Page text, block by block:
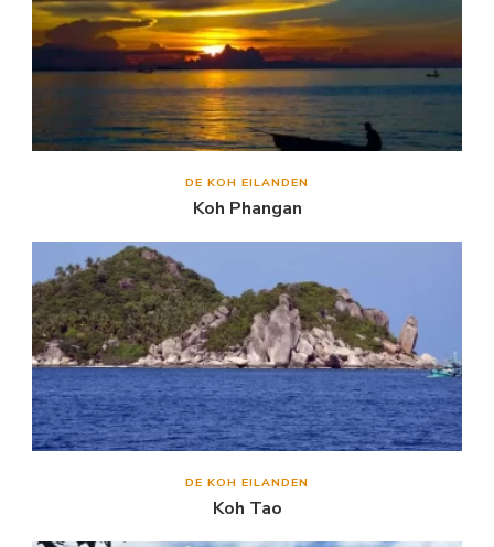
DE KOH EILANDEN
Koh Phangan
DE KOH EILANDEN
Koh Tao